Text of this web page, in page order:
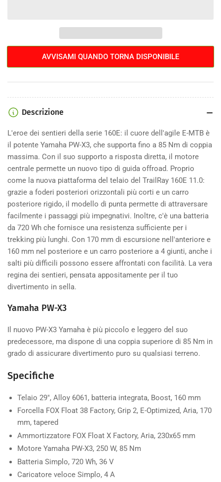
160E
Raymon
Trailray
160E
11.0
AVVISAMI QUANDO TORNA DISPONIBILE
Descrizione
L'eroe dei sentieri della serie 160E: il cuore dell'agile E-MTB è
il potente Yamaha PW-X3, che supporta fino a 85 Nm di coppia
massima. Con il suo supporto a risposta diretta, il motore
centrale permette un nuovo tipo di guida offroad. Proprio
come la nuova piattaforma del telaio del TrailRay 160E 11.0:
grazie a foderi posteriori orizzontali più corti e un carro
posteriore rigido, il modello di punta permette di attraversare
facilmente i passaggi più impegnativi. Inoltre, c'è una batteria
da 720 Wh che fornisce una resistenza sufficiente per i
trekking più lunghi. Con 170 mm di escursione nell'anteriore e
160 mm nel posteriore e un carro posteriore a 4 giunti, anche i
salti più difficili possono essere affrontati con facilità. La vera
regina dei sentieri, pensata appositamente per il tuo
divertimento in sella.
Yamaha PW-X3
Il nuovo PW-X3 Yamaha è più piccolo e leggero del suo
predecessore, ma dispone di una coppia superiore di 85 Nm in
grado di assicurare divertimento puro su qualsiasi terreno.
Specifiche
Telaio 29", Alloy 6061, batteria integrata, Boost, 160 mm
Forcella FOX Float 38 Factory, Grip 2, E-Optimized, Aria, 170
mm, tapered
Ammortizzatore FOX Float X Factory, Aria, 230x65 mm
Motore Yamaha PW-X3, 250 W, 85 Nm
Batteria Simplo, 720 Wh, 36 V
Caricatore veloce Simplo, 4 A